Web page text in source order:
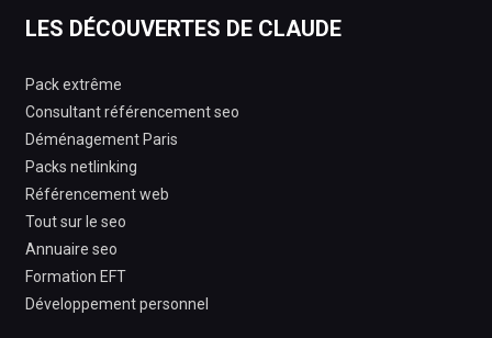
LES DÉCOUVERTES DE CLAUDE
Pack extrême
Consultant référencement seo
Déménagement Paris
Packs netlinking
Référencement web
Tout sur le seo
Annuaire seo
Formation EFT
Développement personnel